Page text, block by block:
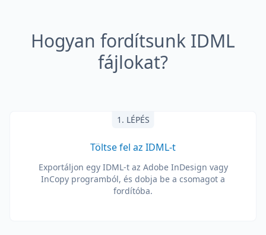
Hogyan fordítsunk IDML
fájlokat?
1. LÉPÉS
Töltse fel az IDML-t
Exportáljon egy IDML-t az Adobe InDesign vagy
InCopy programból, és dobja be a csomagot a
fordítóba.